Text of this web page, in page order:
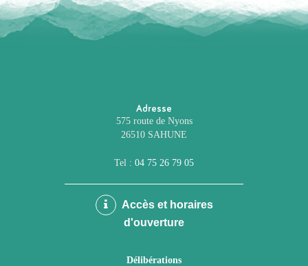
Adresse
575 route de Nyons
26510 SAHUNE
Tel : 04 75 26 79 05
Accès et horaires
d'ouverture
Délibérations